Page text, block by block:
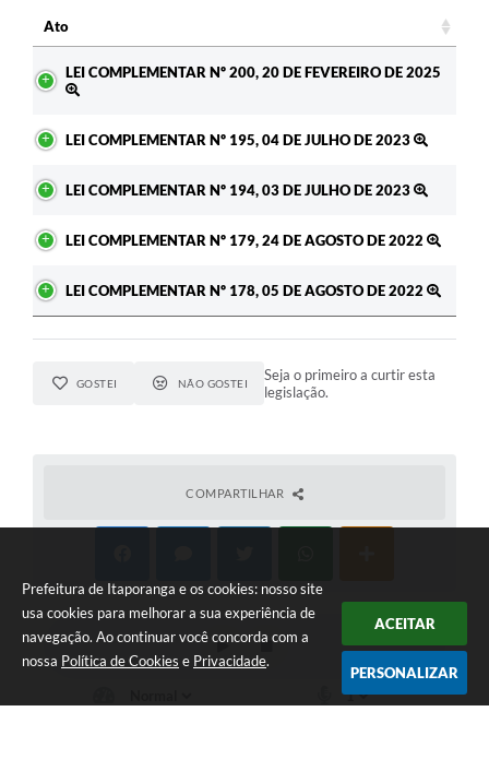
Prefeitura de Itaporanga e os cookies: nosso site
usa cookies para melhorar a sua experiência de
navegação. Ao continuar você concorda com a
nossa Política de Cookies e Privacidade.
ACEITAR
PERSONALIZAR
Ato
LEI COMPLEMENTAR Nº 200, 20 DE FEVEREIRO DE 2025
LEI COMPLEMENTAR Nº 195, 04 DE JULHO DE 2023
LEI COMPLEMENTAR Nº 194, 03 DE JULHO DE 2023
LEI COMPLEMENTAR Nº 179, 24 DE AGOSTO DE 2022
LEI COMPLEMENTAR Nº 178, 05 DE AGOSTO DE 2022
GOSTEI NÃO GOSTEI
Seja o primeiro a curtir esta
legislação.
COMPARTILHAR